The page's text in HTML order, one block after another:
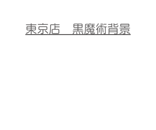
東京店　黒魔術背景